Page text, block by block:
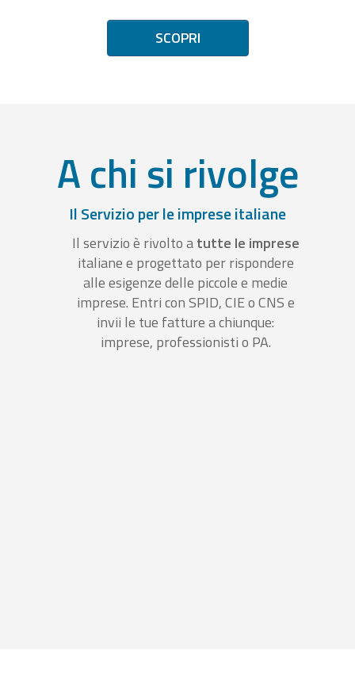
SCOPRI
A chi si rivolge
Il Servizio per le imprese italiane
Il servizio è rivolto atutte le imprese
italiane e progettato per rispondere
alle esigenze delle piccole e medie
imprese. Entri con SPID, CIE o CNS e
invii le tue fatture a chiunque:
imprese, professionisti o PA.